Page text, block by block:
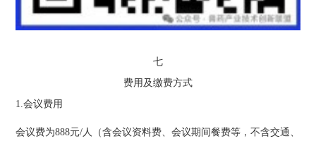
七
费用及缴费方式
1.会议费用
会议费为888元/人（含会议资料费、会议期间餐费等，不含交通、